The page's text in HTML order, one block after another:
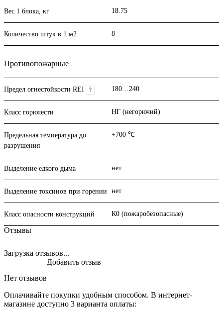
Вес 1 блока, кг 18.75
Количество штук в 1 м2 8
Противопожарные
Предел огнестойкости REI ? 180…240
Класс горючести НГ (негорючий)
Предельная температура до
разрушения
+700 ℃
Выделение едкого дыма нет
Выделение токсинов при горении нет
Класс опасности конструкций К0 (пожаробезопасные)
Отзывы
Загрузка отзывов...
Нет отзывов
Добавить отзыв
Оплачивайте покупки удобным способом. В интернет-
магазине доступно 3 варианта оплаты: